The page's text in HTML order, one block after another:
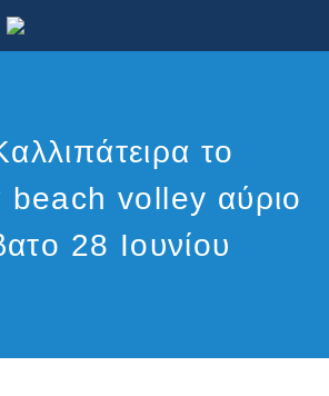
το
beach volley αύριο
28 Ιουνίου